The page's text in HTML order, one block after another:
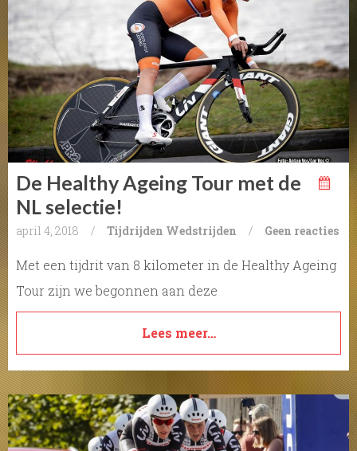
De Healthy Ageing Tour met de
NL selectie!
april 4, 2018 / Tijdrijden Wedstrijden / Geen reacties
Met een tijdrit van 8 kilometer in de Healthy Ageing
Tour zijn we begonnen aan deze
Lees meer…